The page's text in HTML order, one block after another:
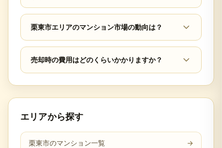
栗東市エリアのマンション市場の動向は？
売却時の費用はどのくらいかかりますか？
エリアから探す
栗東市のマンション一覧 →